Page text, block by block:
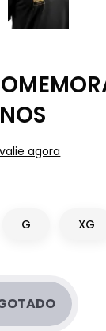
agora
G XG